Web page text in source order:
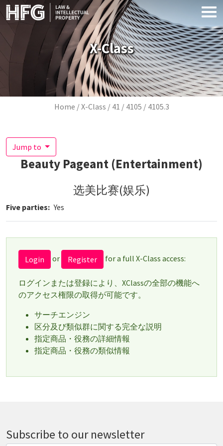
Skip to main content
X-Class
Breadcrumb
Home X-Class 41 4105 4105.3
Jump to
Beauty Pageant (Entertainment)
选美比赛(娱乐)
Five parties Yes
Login or Register for a full X-Class access:
ログインまたは登録により、XClassの全部の機能へ
のアクセス権限の取得が可能です。
サーチエンジン
区分及び類似群に関する完全な説明
指定商品・役務の詳細情報
指定商品・役務の類似情報
Subscribe to our newsletter